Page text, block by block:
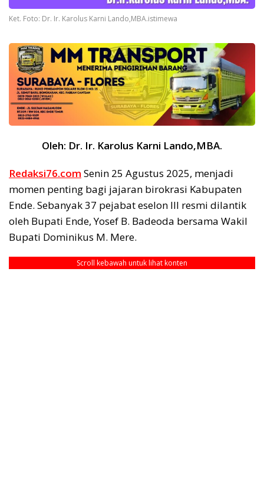
Ket. Foto: Dr. Ir. Karolus Karni Lando,MBA.istimewa
Oleh: Dr. Ir. Karolus Karni Lando,MBA.
Redaksi76.com Senin 25 Agustus 2025, menjadi
momen penting bagi jajaran birokrasi Kabupaten
Ende. Sebanyak 37 pejabat eselon III resmi dilantik
oleh Bupati Ende, Yosef B. Badeoda bersama Wakil
Bupati Dominikus M. Mere.
Scroll kebawah untuk lihat konten